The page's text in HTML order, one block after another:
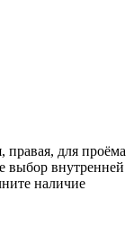
правая, для проёма
выбор внутренней
наличие